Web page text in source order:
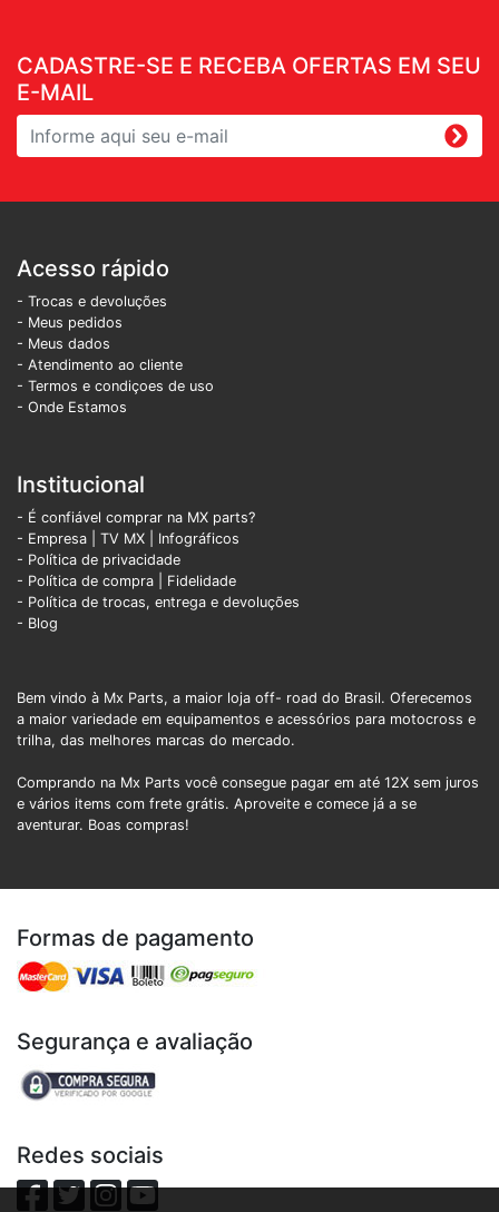
CADASTRE-SE E RECEBA OFERTAS EM SEU
E-MAIL
Acesso rápido
- Trocas e devoluções
- Meus pedidos
- Meus dados
- Atendimento ao cliente
- Termos e condiçoes de uso
- Onde Estamos
Institucional
- É confiável comprar na MX parts?
- Empresa
TV MX
Infográficos
- Política de privacidade
- Política de compra | Fidelidade
- Política de trocas, entrega e devoluções
- Blog
Bem vindo à Mx Parts, a maior loja off- road do Brasil. Oferecemos
a maior variedade em equipamentos e acessórios para motocross e
trilha, das melhores marcas do mercado.
Comprando na Mx Parts você consegue pagar em até 12X sem juros
e vários items com frete grátis. Aproveite e comece já a se
aventurar. Boas compras!
Formas de pagamento
Segurança e avaliação
Redes sociais